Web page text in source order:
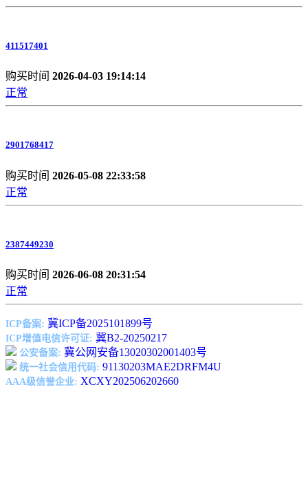
411517401
购买时间 2026-04-03 19:14:14
正常
2901768417
购买时间 2026-05-08 22:33:58
正常
2387449230
购买时间 2026-06-08 20:31:54
正常
ICP备案: 冀ICP备2025101899号
ICP增值电信许可证: 冀B2-20250217
公安备案: 冀公网安备13020302001403号
统一社会信用代码: 91130203MAE2DRFM4U
AAA级信誉企业: XCXY202506202660